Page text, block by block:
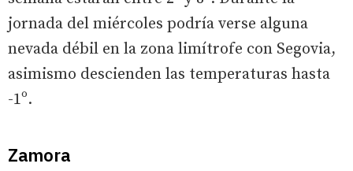
jornada del miércoles podría verse alguna
nevada débil en la zona limítrofe con Segovia,
asimismo descienden las temperaturas hasta
-1º.
Zamora